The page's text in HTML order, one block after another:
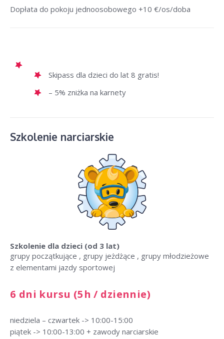
Dopłata do pokoju jednoosobowego +10 €/os/doba
Skipass dla dzieci do lat 8 gratis!
– 5% zniżka na karnety
Szkolenie narciarskie
Szkolenie dla dzieci (od 3 lat)
grupy początkujące , grupy jeżdżące , grupy młodzieżowe
z elementami jazdy sportowej
6 dni kursu (5h / dziennie)
niedziela – czwartek -> 10:00-15:00
piątek -> 10:00-13:00 + zawody narciarskie